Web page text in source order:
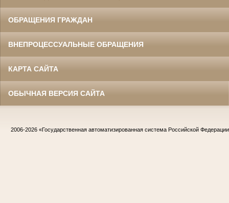
ОБРАЩЕНИЯ ГРАЖДАН
ВНЕПРОЦЕССУАЛЬНЫЕ ОБРАЩЕНИЯ
КАРТА САЙТА
ОБЫЧНАЯ ВЕРСИЯ САЙТА
2006-2026 «Государственная автоматизированная система Российской